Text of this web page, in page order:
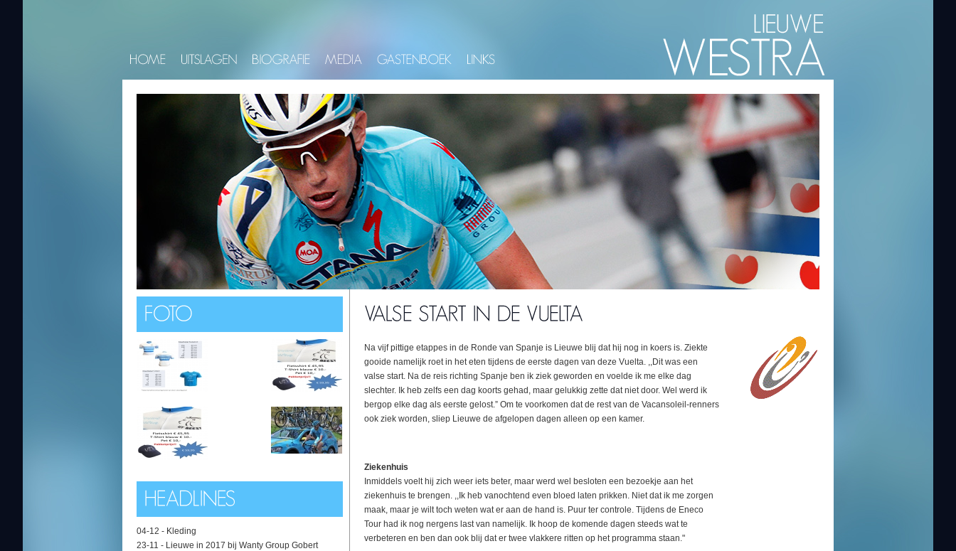
04-12 - Kleding
23-11 - Lieuwe in 2017 bij Wanty Group Gobert
Na vijf pittige etappes in de Ronde van Spanje is Lieuwe blij dat hij nog in koers is. Ziekte
gooide namelijk roet in het eten tijdens de eerste dagen van deze Vuelta. ,,Dit was een
valse start. Na de reis richting Spanje ben ik ziek geworden en voelde ik me elke dag
slechter. Ik heb zelfs een dag koorts gehad, maar gelukkig zette dat niet door. Wel werd ik
bergop elke dag als eerste gelost.” Om te voorkomen dat de rest van de Vacansoleil-renners
ook ziek worden, sliep Lieuwe de afgelopen dagen alleen op een kamer.
Ziekenhuis
Inmiddels voelt hij zich weer iets beter, maar werd wel besloten een bezoekje aan het
ziekenhuis te brengen. ,,Ik heb vanochtend even bloed laten prikken. Niet dat ik me zorgen
maak, maar je wilt toch weten wat er aan de hand is. Puur ter controle. Tijdens de Eneco
Tour had ik nog nergens last van namelijk. Ik hoop de komende dagen steeds wat te
verbeteren en ben dan ook blij dat er twee vlakkere ritten op het programma staan."